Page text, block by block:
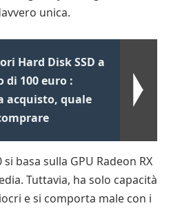
unica.
Hard Disk SSD a
di 100 euro :
acquisto, quale
si basa sulla GPU Radeon RX
Tuttavia, ha solo capacità
e si comporta male con i